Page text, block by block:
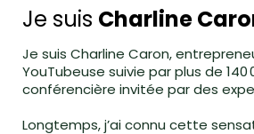
Je suis Charline
Je suis Charline Caron,
YouTubeuse suivie par plus de
conférencière invitée par des
Longtemps, j’ai connu cette